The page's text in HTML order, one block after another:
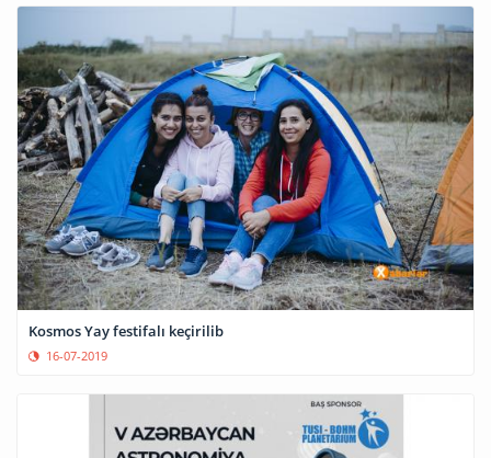
Kosmos Yay festifalı keçirilib
16-07-2019